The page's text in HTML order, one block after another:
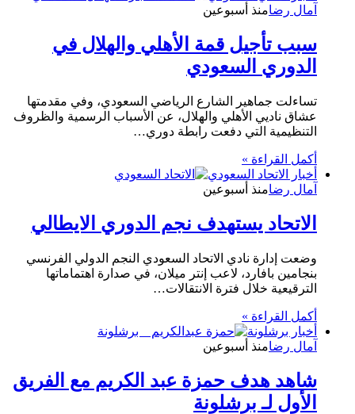
آمال رضامنذ أسبوعين
سبب تأجيل قمة الأهلي والهلال في
الدوري السعودي
تساءلت جماهير الشارع الرياضي السعودي، وفي مقدمتها
عشاق ناديي الأهلي والهلال، عن الأسباب الرسمية والظروف
التنظيمية التي دفعت رابطة دوري…
أكمل القراءة »
أخبار الاتحاد السعودي
آمال رضامنذ أسبوعين
الاتحاد يستهدف نجم الدوري الايطالي
وضعت إدارة نادي الاتحاد السعودي النجم الدولي الفرنسي
بنجامين بافارد، لاعب إنتر ميلان، في صدارة اهتماماتها
الترقيعية خلال فترة الانتقالات…
أكمل القراءة »
أخبار برشلونة
آمال رضامنذ أسبوعين
شاهد هدف حمزة عبد الكريم مع الفريق
الأول لـ برشلونة